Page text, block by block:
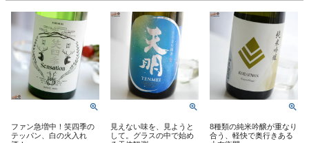
ファン急増中！笑四季の
テッパン、白の火入れ
見えない味を、見ようと
して。グラスの中で始め
8種類の純米吟醸が重なり
合う、軽快で奥行きある